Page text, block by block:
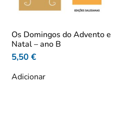
Os Domingos do Advento e
Natal – ano B
5,50 €
Adicionar